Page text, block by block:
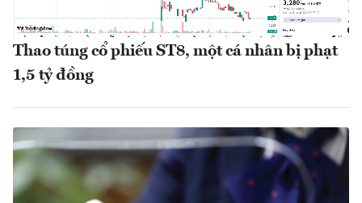
Thao túng cổ phiếu ST8, một cá nhân bị phạt
1,5 tỷ đồng